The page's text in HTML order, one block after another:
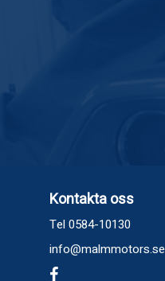
Kontakta oss
Tel 0584-10130
info@malmmotors.se